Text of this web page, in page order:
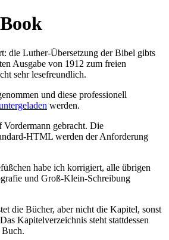
die Luther-Übersetzung der Bibel gibts
Ausgabe von 1912 zum freien
sehr lesefreundlich.
und diese professionell
werden.
gebracht. Die
HTML werden der Anforderung
habe ich korrigiert, alle übrigen
und Groß-Klein-Schreibung
die Bücher, aber nicht die Kapitel, sonst
Kapitelverzeichnis steht stattdessen